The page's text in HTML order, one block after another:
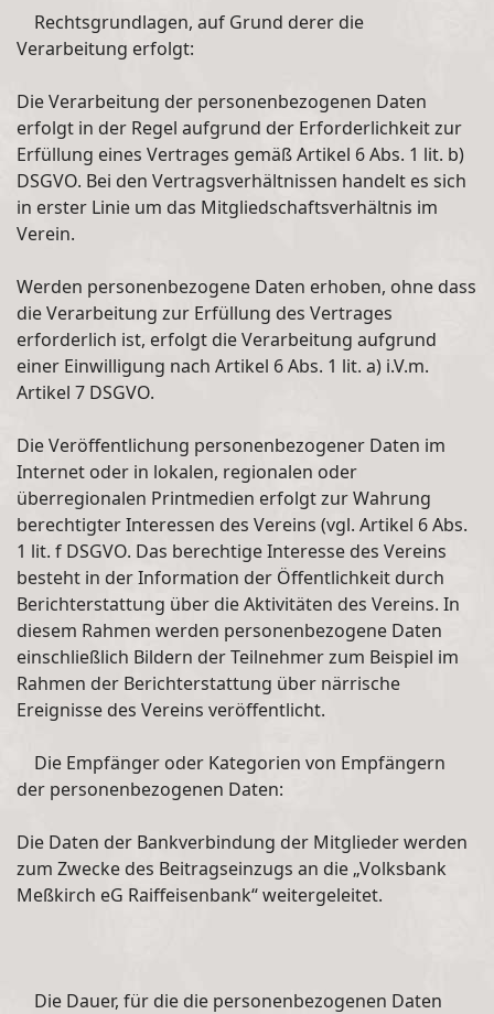
Rechtsgrundlagen, auf Grund derer die
Verarbeitung erfolgt:
Die Verarbeitung der personenbezogenen Daten
erfolgt in der Regel aufgrund der Erforderlichkeit zur
Erfüllung eines Vertrages gemäß Artikel 6 Abs. 1 lit. b)
DSGVO. Bei den Vertragsverhältnissen handelt es sich
in erster Linie um das Mitgliedschaftsverhältnis im
Verein.
Werden personenbezogene Daten erhoben, ohne dass
die Verarbeitung zur Erfüllung des Vertrages
erforderlich ist, erfolgt die Verarbeitung aufgrund
einer Einwilligung nach Artikel 6 Abs. 1 lit. a) i.V.m.
Artikel 7 DSGVO.
Die Veröffentlichung personenbezogener Daten im
Internet oder in lokalen, regionalen oder
überregionalen Printmedien erfolgt zur Wahrung
berechtigter Interessen des Vereins (vgl. Artikel 6 Abs.
1 lit. f DSGVO. Das berechtige Interesse des Vereins
besteht in der Information der Öffentlichkeit durch
Berichterstattung über die Aktivitäten des Vereins. In
diesem Rahmen werden personenbezogene Daten
einschließlich Bildern der Teilnehmer zum Beispiel im
Rahmen der Berichterstattung über närrische
Ereignisse des Vereins veröffentlicht.
Die Empfänger oder Kategorien von Empfängern
der personenbezogenen Daten:
Die Daten der Bankverbindung der Mitglieder werden
zum Zwecke des Beitragseinzugs an die „Volksbank
Meßkirch eG Raiffeisenbank“ weitergeleitet.
Die Dauer, für die die personenbezogenen Daten